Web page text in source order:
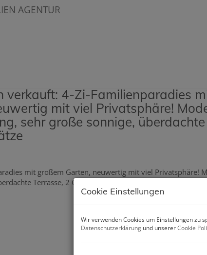
verkauft: 4-Zi-Familienparadies
mit viel Privatsphäre!
sehr große sonnige, überdachte
Cookie Einstellungen
Wir verwenden Cookies um Einstellungen zu
Datenschutzerklärung und unsererCookie